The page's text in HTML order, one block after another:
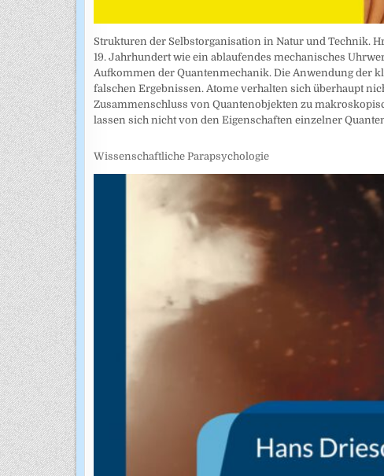
Strukturen der Selbstorganisation in Natur und Technik.
19. Jahrhundert wie ein ablaufendes mechanisches
Aufkommen der Quantenmechanik. Die Anwendung der
falschen Ergebnissen. Atome verhalten sich überhaupt
Zusammenschluss von Quantenobjekten zu
lassen sich nicht von den Eigenschaften einzelner
Wissenschaftliche Parapsychologie